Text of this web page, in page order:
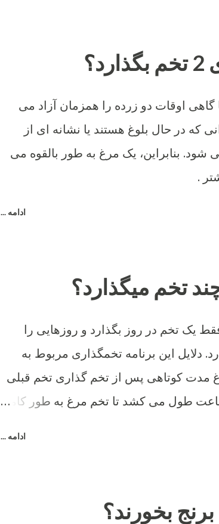
اوقات دو زرده را همزمان آزاد می
که در حال بلوغ هستند یا نشانه ای از
بنابراین، یک مرغ به طور بالقوه می
.
ادامه ...
تخم میگذارد؟
یک تخم در روز بگذارد و روزهایی را
دلایل این برنامه تخمگذاری مربوط به
مدت کوتاهی پس از تخم گذاری تخم قبلی
به تشکیل تخم می کند و 26 ساعت طول می کشد تا تخم مرغ به طور کامل
ادامه ...
بخورند؟